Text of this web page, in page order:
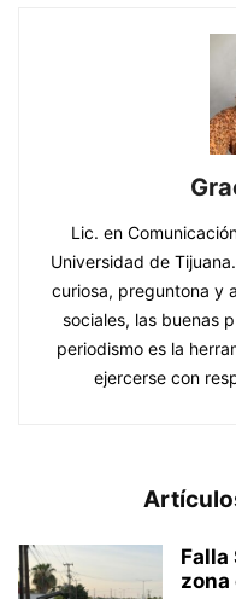
Lic. en
Universidad de
curiosa, preguntona y
sociales, las buenas
periodismo es la
ejercerse con
Falla
zona